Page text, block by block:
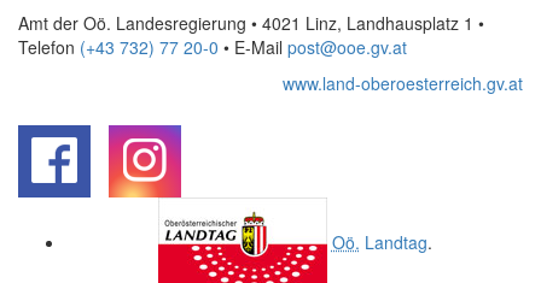
Amt der Oö. Landesregierung • 4021 Linz, Landhausplatz 1 •
Telefon (+43 732) 77 20-0 • E-Mail post@ooe.gv.at
www.land-oberoesterreich.gv.at
Oö. Landtag.